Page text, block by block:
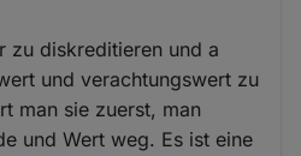
zu diskreditieren und a
und verachtungswert zu
man sie zuerst, man
und Wert weg. Es ist eine